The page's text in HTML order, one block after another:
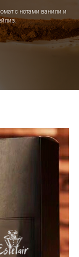
с нотами ванили и